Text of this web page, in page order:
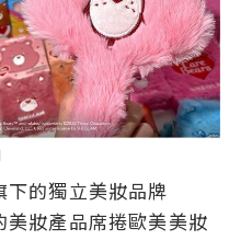
的獨立美妝品牌
妝產品席捲歐美美妝